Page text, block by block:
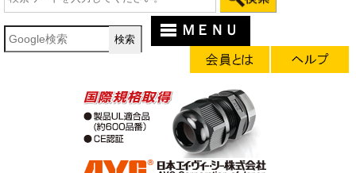
ＭＥＮＵ